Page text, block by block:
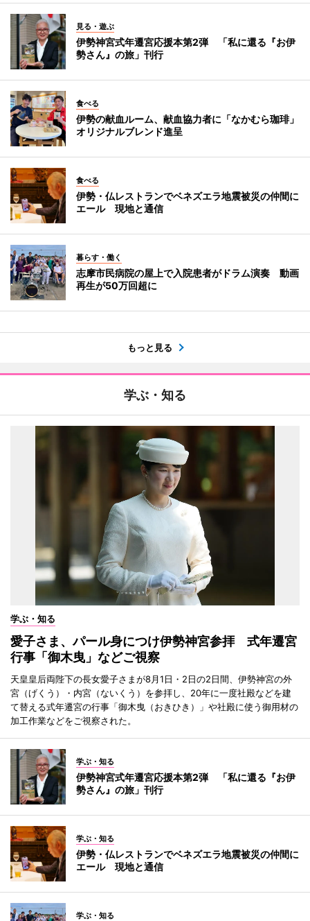
見る・遊ぶ
伊勢神宮式年遷宮応援本第2弾 「私に還る『お伊
勢さん』の旅」刊行
食べる
伊勢の献血ルーム、献血協力者に「なかむら珈琲」
オリジナルブレンド進呈
食べる
伊勢・仏レストランでベネズエラ地震被災の仲間に
エール 現地と通信
暮らす・働く
志摩市民病院の屋上で入院患者がドラム演奏 動画
再生が50万回超に
もっと見る
学ぶ・知る
学ぶ・知る
愛子さま、パール身につけ伊勢神宮参拝 式年遷宮
行事「御木曳」などご視察
天皇皇后両陛下の長女愛子さまが8月1日・2日の2日間、伊勢神宮の外
宮（げくう）・内宮（ないくう）を参拝し、20年に一度社殿などを建
て替える式年遷宮の行事「御木曳（おきひき）」や社殿に使う御用材の
加工作業などをご視察された。
学ぶ・知る
伊勢神宮式年遷宮応援本第2弾 「私に還る『お伊
勢さん』の旅」刊行
学ぶ・知る
伊勢・仏レストランでベネズエラ地震被災の仲間に
エール 現地と通信
学ぶ・知る